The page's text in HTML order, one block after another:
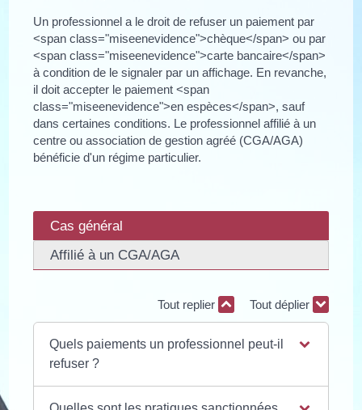
Un professionnel a le droit de refuser un paiement par
<span class="miseenevidence">chèque</span> ou par
<span class="miseenevidence">carte bancaire</span>
à condition de le signaler par un affichage. En revanche,
il doit accepter le paiement <span
class="miseenevidence">en espèces</span>, sauf
dans certaines conditions. Le professionnel affilié à un
centre ou association de gestion agréé (CGA/AGA)
bénéficie d'un régime particulier.
Cas général
Affilié à un CGA/AGA
Tout replier Tout déplier
Quels paiements un professionnel peut-il
refuser ?